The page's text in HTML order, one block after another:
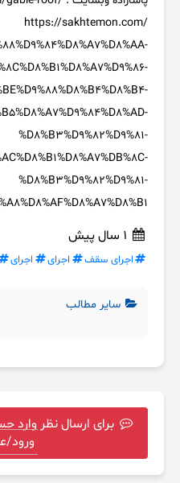
https://sakhtemon.com/
%D8%B3%D9%82%D9%81-
%D8%B3%D9%82%D9%81-
اجرای سقف اجرای اجرای
سایر مطالب
برای ارسال نظر وارد